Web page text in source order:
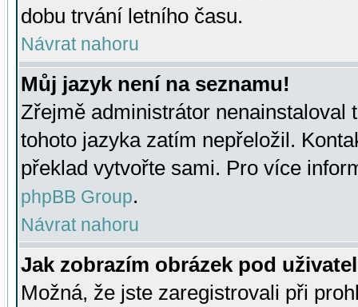
dobu trvání letního času.
Návrat nahoru
Můj jazyk není na seznamu!
Zřejmě administrátor nenainstaloval
tohoto jazyka zatím nepřeložil.
překlad vytvořte sami. Pro více
phpBB Group.
Návrat nahoru
Jak zobrazím obrázek pod
Možná, že jste zaregistrovali při